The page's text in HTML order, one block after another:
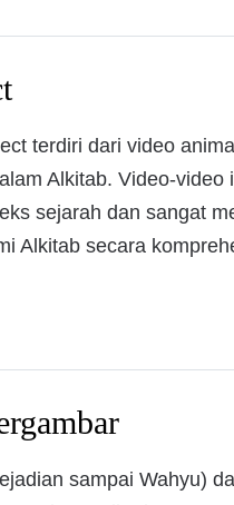
terdiri dari video
Alkitab. Video-video
sejarah dan sangat
Alkitab secara
sampai Wahyu)